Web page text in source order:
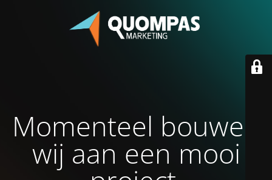
Momenteel bouwen
wij aan een mooi